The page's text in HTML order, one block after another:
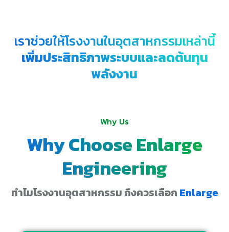
เราช่วยให้โรงงานในอุตสาหกรรมเหล่านี้
เพิ่มประสิทธิภาพระบบและลดต้นทุน
พลังงาน
Why Us
Why Choose Enlarge
Engineering
ทำไมโรงงานอุตสาหกรรม ถึงควรเลือก Enlarge